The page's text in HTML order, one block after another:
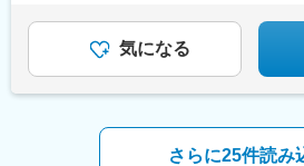
（家具・家電つき）
気になる
さらに25件読み